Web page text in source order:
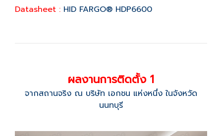
Datasheet : HID FARGO® HDP6600
ผลงานการติดตั้ง 1
จากสถานจริง ณ บริษัท เอกชน แห่งหนึ่ง ในจังหวัด
นนทบุรี